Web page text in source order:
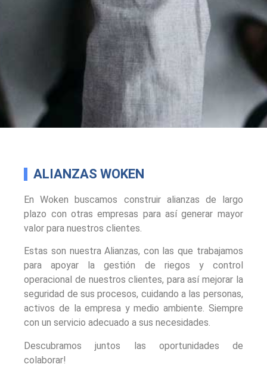
ALIANZAS WOKEN
En Woken buscamos construir alianzas de largo
plazo con otras empresas para así generar mayor
valor para nuestros clientes.
Estas son nuestra Alianzas, con las que trabajamos
para apoyar la gestión de riegos y control
operacional de nuestros clientes, para así mejorar la
seguridad de sus procesos, cuidando a las personas,
activos de la empresa y medio ambiente. Siempre
con un servicio adecuado a sus necesidades.
Descubramos juntos las oportunidades de
colaborar!